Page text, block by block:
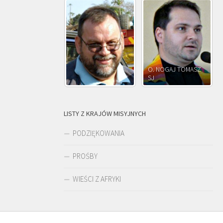
O. NOGAJ TOMASZ
O. JÓZEF OLEKSY SJ
O. JÓZEF
PAWŁOWSKI
LISTY Z KRAJÓW MISYJNYCH
PODZIĘKOWANIA
PROŚBY
WIEŚCI Z AFRYKI